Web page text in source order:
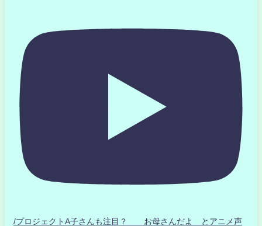
/プロジェクトA子さんも注目？ お母さんだよ とアニメ声